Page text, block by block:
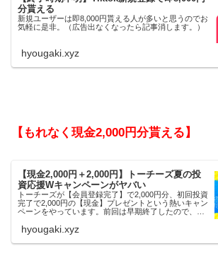
分貰える
新規ユーザーは即8,000円貰える人が多いと思うのでお
気軽に是非。（広告出なくなったら記事消します。）
hyougaki.xyz
【もれなく現金2,000円分貰える】
【現金2,000円＋2,000円】トーチーズ夏の投
資応援Wキャンペーンがヤバい
トーチーズが【会員登録完了】で2,000円分、初回投資
完了で2,000円の【現金】プレゼントという熱いキャン
ペーンをやっています。前回は早期終了したので、使
hyougaki.xyz